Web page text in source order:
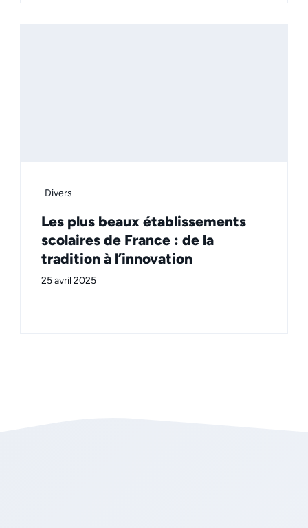
Divers
Les plus beaux établissements
scolaires de France : de la
tradition à l’innovation
25 avril 2025